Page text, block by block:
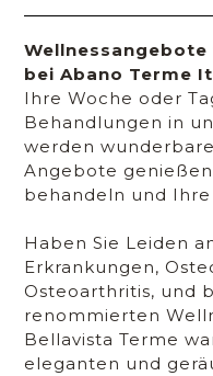
bei Abano Terme
Ihre Woche oder
Behandlungen in
werden
Angebote
behandeln und
Haben Sie Leiden
Erkrankungen,
Osteoarthritis, und
renommierten
Bellavista Terme
eleganten und